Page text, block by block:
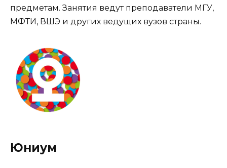
предметам. Занятия ведут преподаватели МГУ,
МФТИ, ВШЭ и других ведущих вузов страны.
Юниум